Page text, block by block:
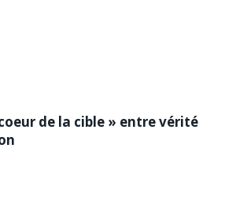
de la cible » entre vérité